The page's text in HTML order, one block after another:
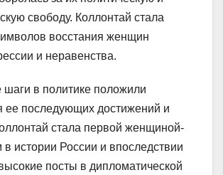
свободу. Коллонтай стала
восстания женщин
и неравенства.
в политике положили
ее последующих достижений и
стала первой женщиной-
в истории России и впоследствии
посты в дипломатической